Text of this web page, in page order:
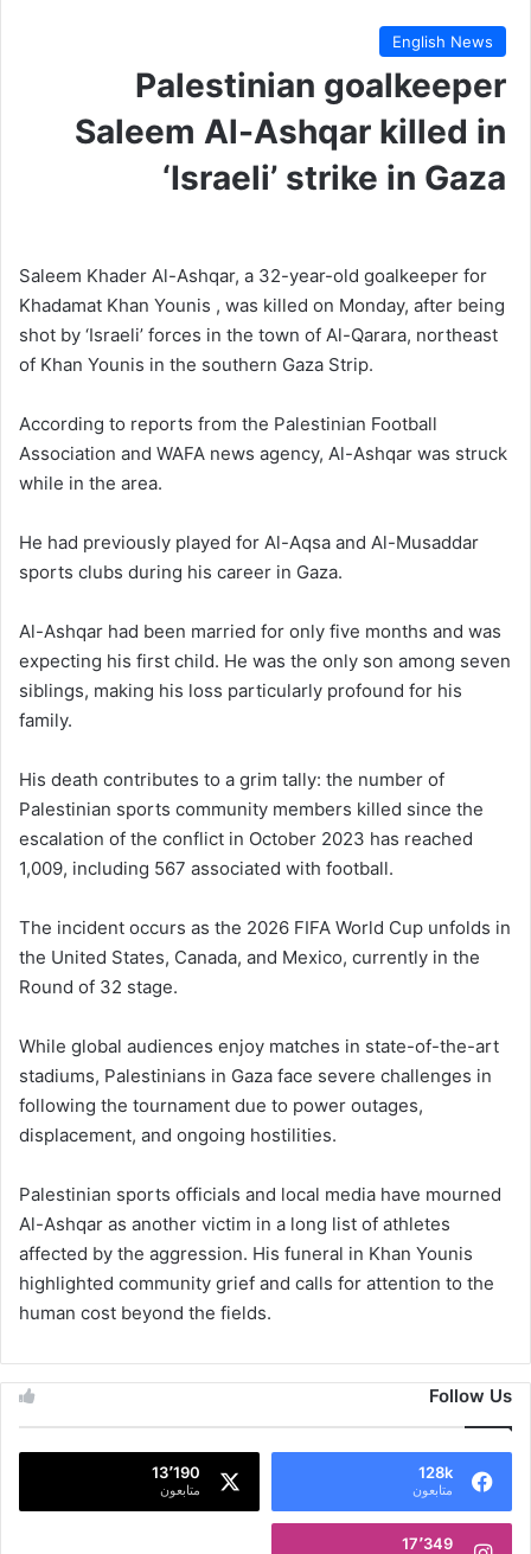
English News
Palestinian goalkeeper
Saleem Al-Ashqar killed in
‘Israeli’ strike in Gaza
Saleem Khader Al-Ashqar, a 32-year-old goalkeeper for
Khadamat Khan Younis , was killed on Monday, after being
shot by ‘Israeli’ forces in the town of Al-Qarara, northeast
of Khan Younis in the southern Gaza Strip.
According to reports from the Palestinian Football
Association and WAFA news agency, Al-Ashqar was struck
while in the area.
He had previously played for Al-Aqsa and Al-Musaddar
sports clubs during his career in Gaza.
Al-Ashqar had been married for only five months and was
expecting his first child. He was the only son among seven
siblings, making his loss particularly profound for his
family.
His death contributes to a grim tally: the number of
Palestinian sports community members killed since the
escalation of the conflict in October 2023 has reached
1,009, including 567 associated with football.
The incident occurs as the 2026 FIFA World Cup unfolds in
the United States, Canada, and Mexico, currently in the
Round of 32 stage.
While global audiences enjoy matches in state-of-the-art
stadiums, Palestinians in Gaza face severe challenges in
following the tournament due to power outages,
displacement, and ongoing hostilities.
Palestinian sports officials and local media have mourned
Al-Ashqar as another victim in a long list of athletes
affected by the aggression. His funeral in Khan Younis
highlighted community grief and calls for attention to the
human cost beyond the fields.
Follow Us
128k
متابعون
13٬190
متابعون
17٬349